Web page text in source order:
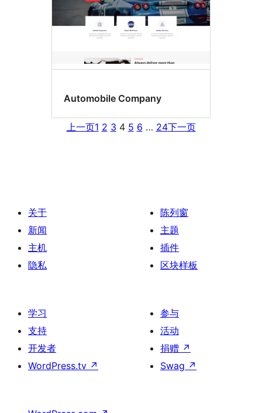
Automobile Company
上一页1 2 3 4 5 6 … 24下一页
关于
新闻
主机
隐私
陈列窗
主题
插件
区块样板
学习
支持
开发者
WordPress.tv ↗
参与
活动
捐赠 ↗
Swag ↗